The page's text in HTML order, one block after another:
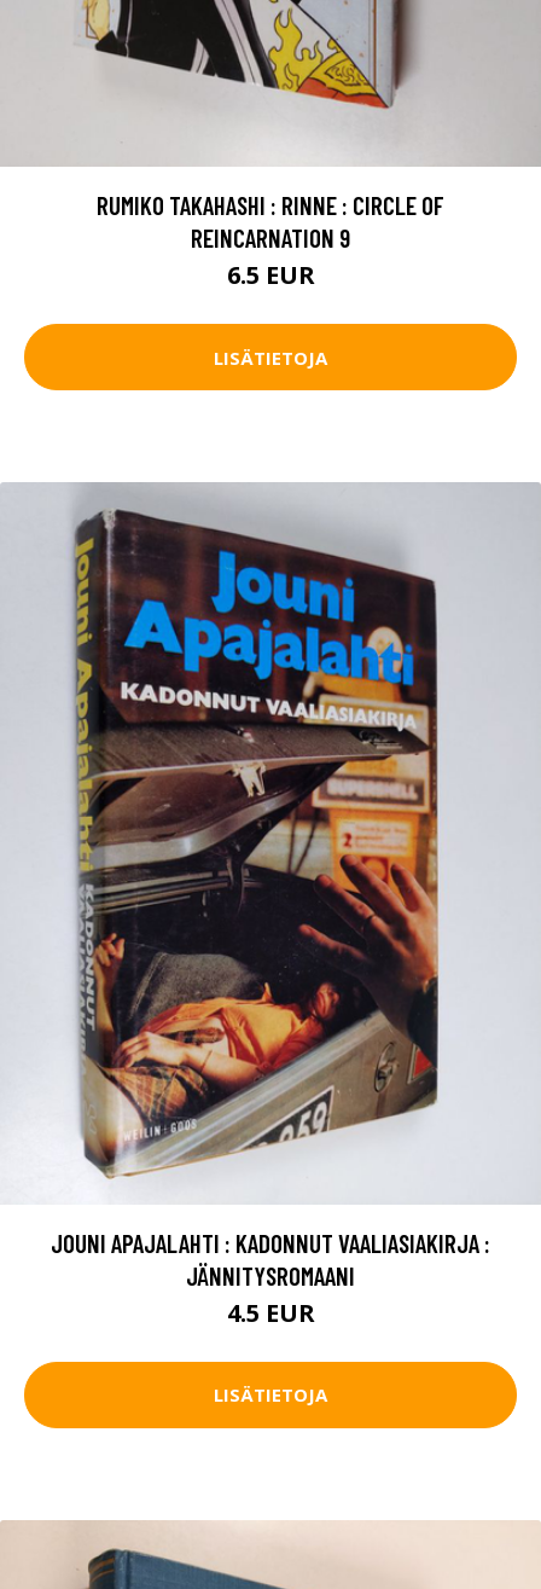
RUMIKO TAKAHASHI : RINNE : CIRCLE OF
REINCARNATION 9
6.5 EUR
LISÄTIETOJA
JOUNI APAJALAHTI : KADONNUT VAALIASIAKIRJA :
JÄNNITYSROMAANI
4.5 EUR
LISÄTIETOJA